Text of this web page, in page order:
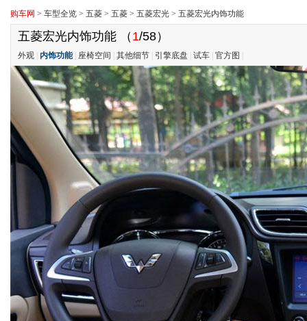
购车网 > 车型全览 > 五菱 > 五菱 > 五菱宏光 > 五菱宏光内饰功能
五菱宏光内饰功能 （ 1/58）
外观 内饰功能| 座椅空间 其他细节 引擎底盘 试车 官方图